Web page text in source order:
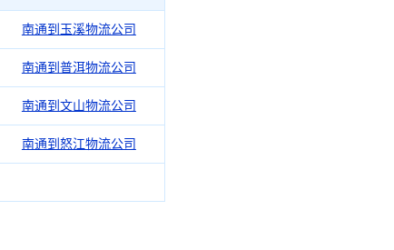
南通到玉溪物流公司
南通到普洱物流公司
南通到文山物流公司
南通到怒江物流公司